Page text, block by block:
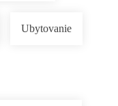
Ubytovanie